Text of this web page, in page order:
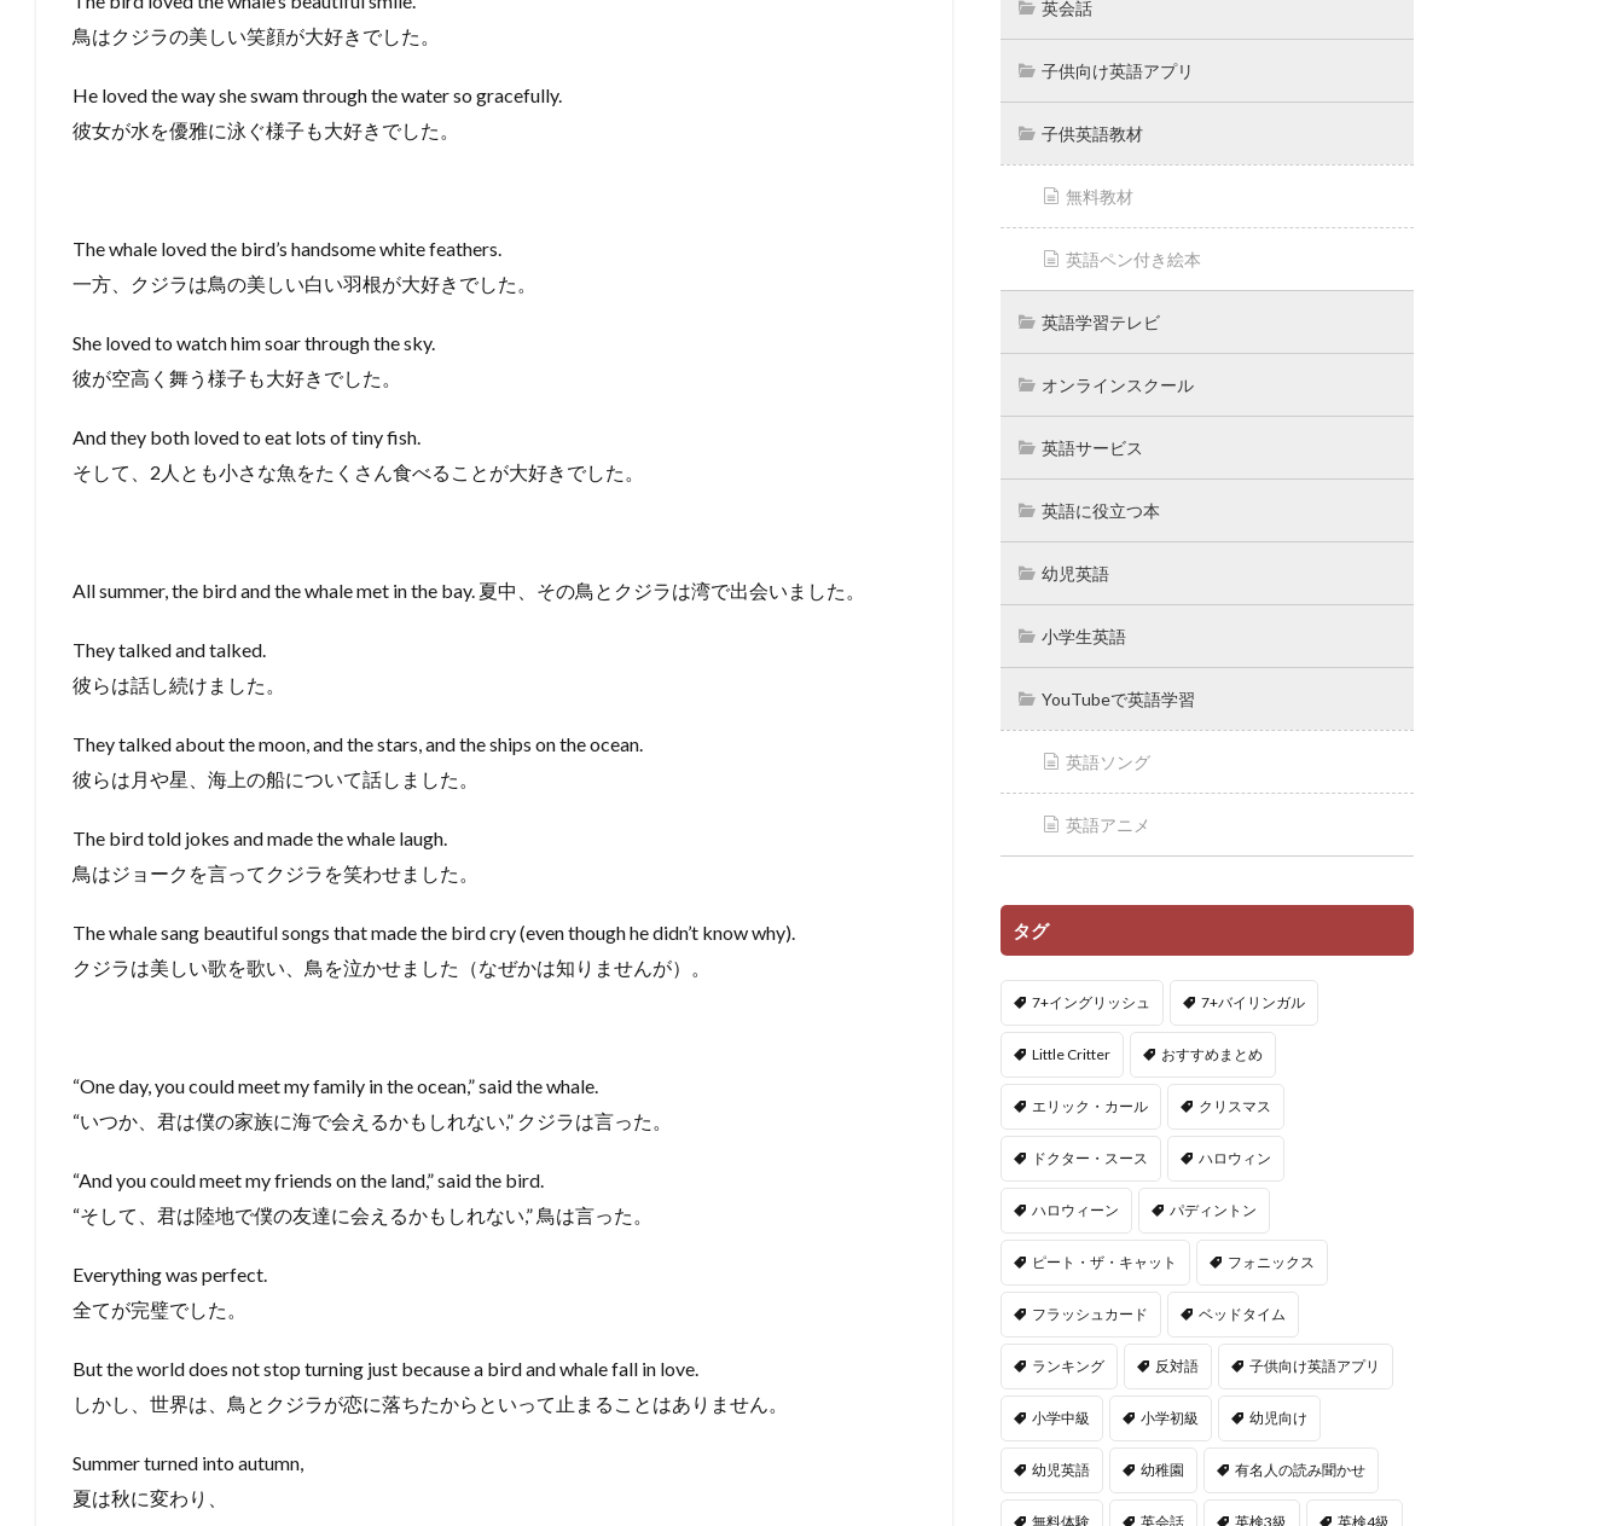
鳥はクジラの美しい笑顔が大好きでした。
He loved the way she swam through the water so gracefully.
彼女が水を優雅に泳ぐ様子も大好きでした。
The whale loved the bird’s handsome white feathers.
一方、クジラは鳥の美しい白い羽根が大好きでした。
She loved to watch him soar through the sky.
彼が空高く舞う様子も大好きでした。
And they both loved to eat lots of tiny fish.
そして、2人とも小さな魚をたくさん食べることが大好きでした。
All summer, the bird and the whale met in the bay. 夏中、その鳥とクジラは湾で出会いました。
They talked and talked.
彼らは話し続けました。
They talked about the moon, and the stars, and the ships on the ocean.
彼らは月や星、海上の船について話しました。
The bird told jokes and made the whale laugh.
鳥はジョークを言ってクジラを笑わせました。
The whale sang beautiful songs that made the bird cry (even though he didn’t know why).
クジラは美しい歌を歌い、鳥を泣かせました（なぜかは知りませんが）。
“One day, you could meet my family in the ocean,” said the whale.
“いつか、君は僕の家族に海で会えるかもしれない,” クジラは言った。
“And you could meet my friends on the land,” said the bird.
“そして、君は陸地で僕の友達に会えるかもしれない,” 鳥は言った。
Everything was perfect.
全てが完璧でした。
But the world does not stop turning just because a bird and whale fall in love.
しかし、世界は、鳥とクジラが恋に落ちたからといって止まることはありません。
Summer turned into autumn,
夏は秋に変わり、
英会話
子供向け英語アプリ
子供英語教材
無料教材
英語ペン付き絵本
英語学習テレビ
オンラインスクール
英語サービス
英語に役立つ本
幼児英語
小学生英語
YouTubeで英語学習
英語ソング
英語アニメ
タグ
7+イングリッシュ 7+バイリンガル
Little Critter おすすめまとめ
エリック・カール クリスマス
ドクター・スース ハロウィン
ハロウィーン パディントン
ピート・ザ・キャット フォニックス
フラッシュカード ベッドタイム
ランキング 反対語 子供向け英語アプリ
小学中級 小学初級 幼児向け
幼児英語 幼稚園 有名人の読み聞かせ
無料体験 英会話 英検3級 英検4級